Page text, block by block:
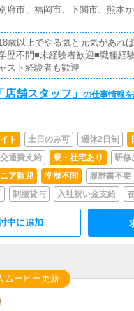
ど、売上UPに繋がる施策の提
方が稼げるようにインターネ
）などの使い方などのアドバ
。■PC更新業務ヘブンネット
店舗情報更新作業を行っていた
報やイベント、求人ブログの
はボタンを押すだけや、ブログ
過ごしいただくため、店内の
っていただきます。
府市、福岡市、下関市、熊本
歳以上でやる気と元気があれ
歴不問■未経験者歓迎■職種経
ャスト経験者も歓迎
「店舗スタッフ」 の仕事情報
ト 土日のみ可 週休2日制
交通費支給 寮・社宅あり 研修
ア歓迎 学歴不問 履歴書不要
制服貸与 入社祝い金支給
中に追加
ムービー更新